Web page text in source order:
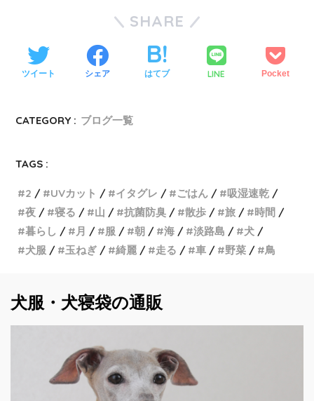
SHARE
ツイート シェア はてブ LINE Pocket
CATEGORY : ブログ一覧
TAGS :
2 UVカット イタグレ ごはん
吸湿速乾
夜
寝る 山 抗菌防臭 散歩 旅
時間
暮らし
月 服 朝 海 淡路島
犬
犬服
玉ねぎ 綺麗 走る 車 野菜 鳥
犬服・犬寝袋の通販